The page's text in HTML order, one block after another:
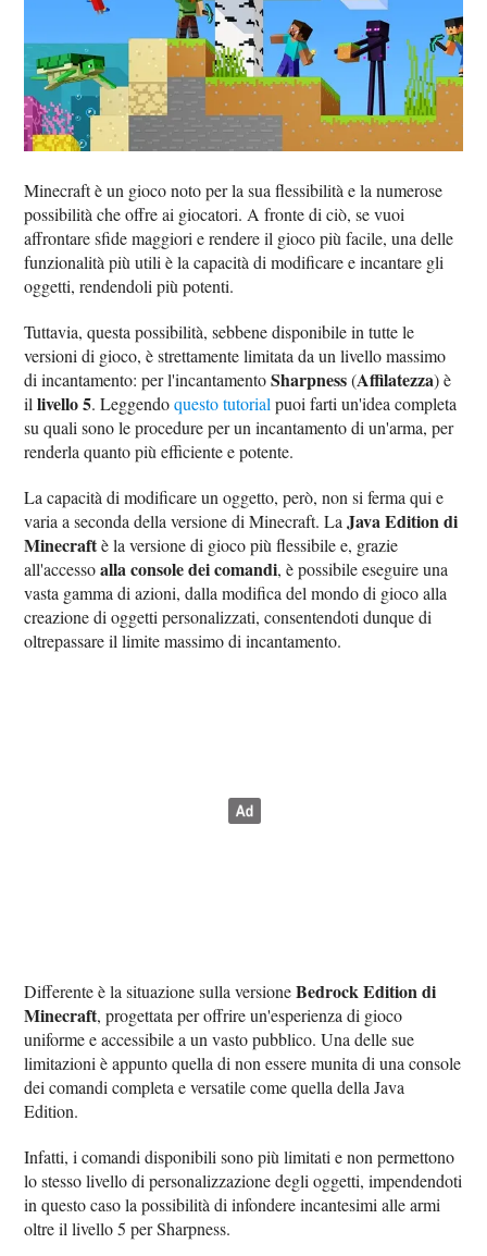
Minecraft è un gioco noto per la sua flessibilità e la numerose
possibilità che offre ai giocatori. A fronte di ciò, se vuoi
affrontare sfide maggiori e rendere il gioco più facile, una delle
funzionalità più utili è la capacità di modificare e incantare gli
oggetti, rendendoli più potenti.
Tuttavia, questa possibilità, sebbene disponibile in tutte le
versioni di gioco, è strettamente limitata da un livello massimo
di incantamento: per l'incantamentoSharpness(Affilatezza) è
illivello 5. Leggendoquesto tutorial puoi farti un'idea completa
su quali sono le procedure per un incantamento di un'arma, per
renderla quanto più efficiente e potente.
La capacità di modificare un oggetto, però, non si ferma qui e
varia a seconda della versione di Minecraft. LaJava Edition di
Minecraftè la versione di gioco più flessibile e, grazie
all'accessoalla console dei comandi, è possibile eseguire una
vasta gamma di azioni, dalla modifica del mondo di gioco alla
creazione di oggetti personalizzati, consentendoti dunque di
oltrepassare il limite massimo di incantamento.
Differente è la situazione sulla versioneBedrock Edition di
Minecraft, progettata per offrire un'esperienza di gioco
uniforme e accessibile a un vasto pubblico. Una delle sue
limitazioni è appunto quella di non essere munita di una console
dei comandi completa e versatile come quella della Java
Edition.
Infatti, i comandi disponibili sono più limitati e non permettono
lo stesso livello di personalizzazione degli oggetti, impendendoti
in questo caso la possibilità di infondere incantesimi alle armi
oltre il livello 5 per Sharpness.